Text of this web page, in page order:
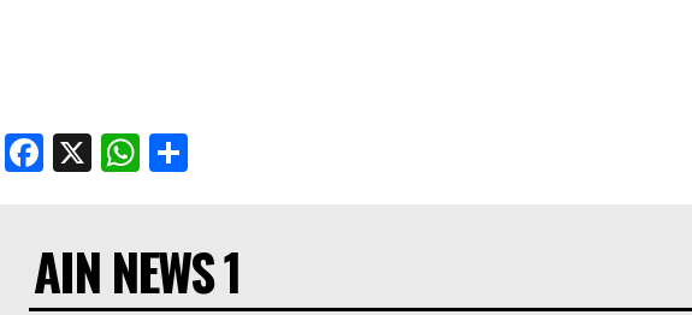
Facebook
X WhatsApp
AIN NEWS 1